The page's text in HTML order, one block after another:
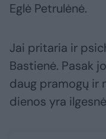
Eglė Petrulėnė.
Jai pritaria ir
Bastienė. Pasak
daug pramogų ir
dienos yra